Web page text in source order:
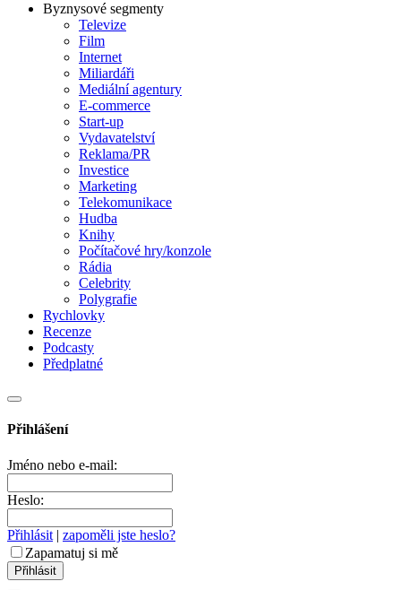
Byznysové segmenty
Televize
Film
Internet
Miliardáři
Mediální agentury
E-commerce
Start-up
Vydavatelství
Reklama/PR
Investice
Marketing
Telekomunikace
Hudba
Knihy
Počítačové hry/konzole
Rádia
Celebrity
Polygrafie
Rychlovky
Recenze
Podcasty
Předplatné
Přihlášení
Jméno nebo e-mail:
Heslo:
Přihlásit | zapoměli jste heslo?
Zapamatuj si mě